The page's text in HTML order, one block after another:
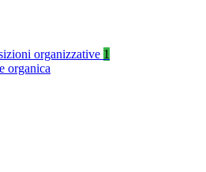
organizzative 1
organica